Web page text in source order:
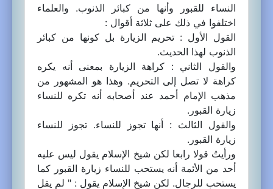
النساء للقبور وأنها من كبائر الذنوب. والعلماء
اختلفوا في ذلك على ثلاثة أقوال :
القول الأول : تحريم الزيارة بل كونها من كبائر
الذنوب لهذا الحديث.
والقول الثاني : كراهة الزيارة بمعنى أنه يكره
كراهة لا تصل إلى التحريم. وهذا هو المشهور من
مذهب الإمام أحمد عند أصحابه أنه تكره للنساء
زيارة القبور.
والقول الثالث : أنها تجوز للنساء. تجوز للنساء
زيارة القبور.
ورأيتُ قولا رابعا لكن شيخ الإسلام يقول ليس عليه
أحد من الأئمة أنه يستحب للنساء زيارة القبور كما
يستحب للرجال. لكن شيخ الإسلام يقول : " لم يقل